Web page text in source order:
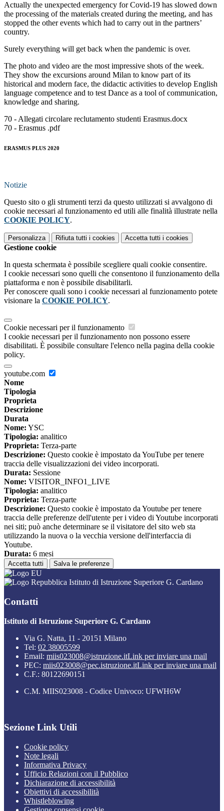
Actually the unexpected emergency for Covid-19 has slowed down
the processing of the materials created during the meeting, and has
stopped the other events which had to carry out in the partners’
country.
Surely everything will get back when the pandemic is over.
The photo and video are the most impressive shots of the week.
They show the excursions around Milan to know part of its
historical and modern face, the didactic activities to develop English
language competence and to test Dance as a tool of communication,
knowledge and sharing.
70 - Allegati circolare reclutamento studenti Erasmus.docx
70 - Erasmus .pdf
ERASMUS PLUS 2020
Notizie
Questo sito o gli strumenti terzi da questo utilizzati si avvalgono di
cookie necessari al funzionamento ed utili alle finalità illustrate nella
COOKIE POLICY.
Personalizza Rifiuta tutti i cookies Accetta tutti i cookies
Gestione cookie
In questa schermata è possibile scegliere quali cookie consentire.
I cookie necessari sono quelli che consentono il funzionamento della
piattaforma e non è possibile disabilitarli.
Per conoscere quali sono i cookie necessari al funzionamento potete
visionare la COOKIE POLICY.
Cookie necessari per il funzionamento
I cookie necessari per il funzionamento non possono essere
disabilitati. È possibile consultare l'elenco nella pagina della cookie
policy.
youtube.com
Nome
Tipologia
Proprieta
Descrizione
Durata
Nome: YSC
Tipologia: analitico
Proprieta: Terza-parte
Descrizione: Questo cookie è impostato da YouTube per tenere
traccia delle visualizzazioni dei video incorporati.
Durata: Sessione
Nome: VISITOR_INFO1_LIVE
Tipologia: analitico
Proprieta: Terza-parte
Descrizione: Questo cookie è impostato da Youtube per tenere
traccia delle preferenze dell'utente per i video di Youtube incorporati
nei siti; può anche determinare se il visitatore del sito web sta
utilizzando la nuova o la vecchia versione dell'interfaccia di
Youtube.
Durata: 6 mesi
Accetta tutti Salva le preferenze
Istituto di Istruzione Superiore G. Cardano
Contatti
Istituto di Istruzione Superiore G. Cardano
Via G. Natta, 11 - 20151 Milano
Tel: 02 38005599
Email: miis023008@istruzione.itLink per inviare una mail
PEC: miis023008@pec.istruzione.itLink per inviare una mail
C.F.: 80122690151
C.M. MIIS023008 - Codice Univoco: UFWH6W
Sezione Link Utili
Cookie policy
Note legali
Informativa Privacy
Ufficio Relazioni con il Pubblico
Dichiarazione di accessibilità
Obiettivi di accessibilità
Whistleblowing